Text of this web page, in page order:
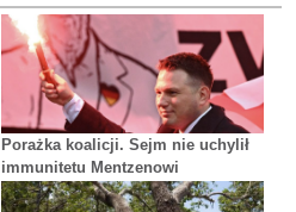
Porażka koalicji. Sejm nie uchylił
immunitetu Mentzenowi